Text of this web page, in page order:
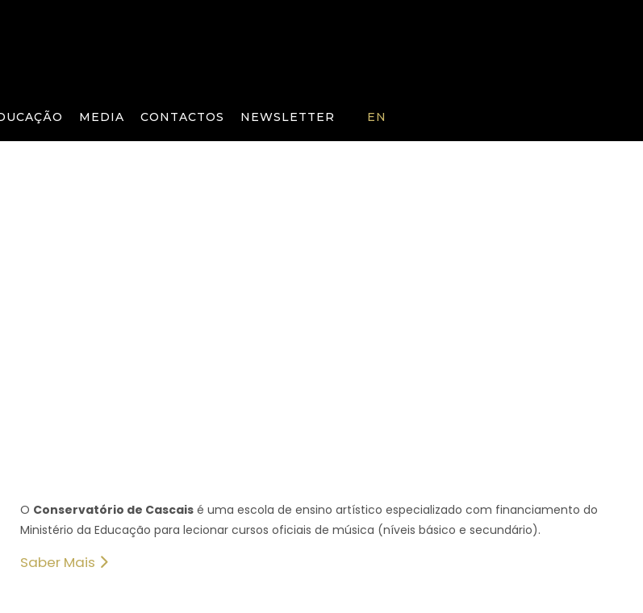
MEDIA CONTACTOS NEWSLETTER EN
O Conservatório de Cascaisé uma escola de ensino artístico especializado com financiamento do
Ministério da Educação para lecionar cursos oficiais de música (níveis básico e secundário).
Saber Mais